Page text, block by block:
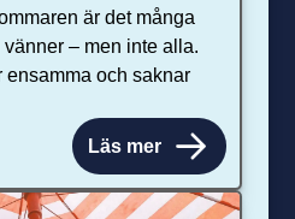
är det många
– men inte alla.
ensamma och saknar
Läs mer